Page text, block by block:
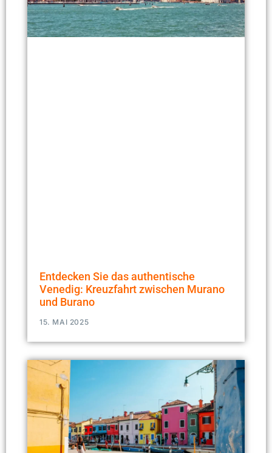
Entdecken Sie das authentische
Venedig: Kreuzfahrt zwischen Murano
und Burano
15. MAI 2025